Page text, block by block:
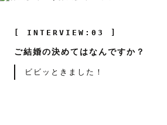
[ INTERVIEW:03 ]
ご結婚の決めてはなんですか？
ビビッときました！